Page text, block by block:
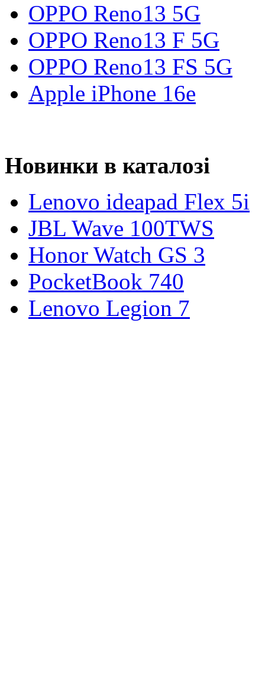
OPPO Reno13 5G
OPPO Reno13 F 5G
OPPO Reno13 FS 5G
Apple iPhone 16e
Новинки в каталозі
Lenovo ideapad Flex 5i
JBL Wave 100TWS
Honor Watch GS 3
PocketBook 740
Lenovo Legion 7